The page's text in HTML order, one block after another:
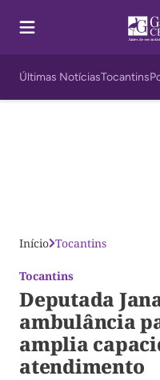
Últimas NotíciasTocantins
Início Tocantins
Tocantins
Deputada
ambulância
amplia
atendimento